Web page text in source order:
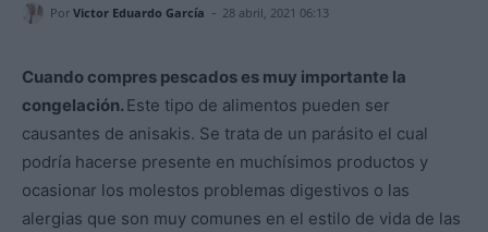
Por Victor Eduardo García - 28 abril, 2021 06:13
Cuando compres pescados es muy importante la
congelación. Este tipo de alimentos pueden ser
causantes de anisakis. Se trata de un parásito el cual
podría hacerse presente en muchísimos productos y
ocasionar los molestos problemas digestivos o las
alergias que son muy comunes en el estilo de vida de las